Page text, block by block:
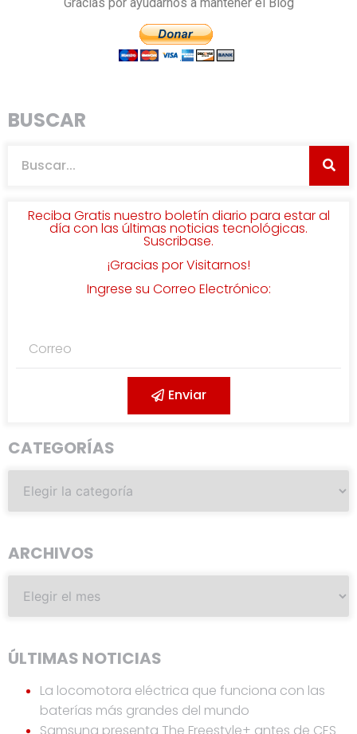
BUSCAR
Reciba Gratis nuestro boletín diario para estar al
día con las últimas noticias tecnológicas.
Suscribase.
¡Gracias por Visitarnos!
Ingrese su Correo Electrónico:
Enviar
CATEGORÍAS
ARCHIVOS
ÚLTIMAS NOTICIAS
La locomotora eléctrica que funciona con las
baterías más grandes del mundo
Samsung presenta The Freestyle+ antes de CES